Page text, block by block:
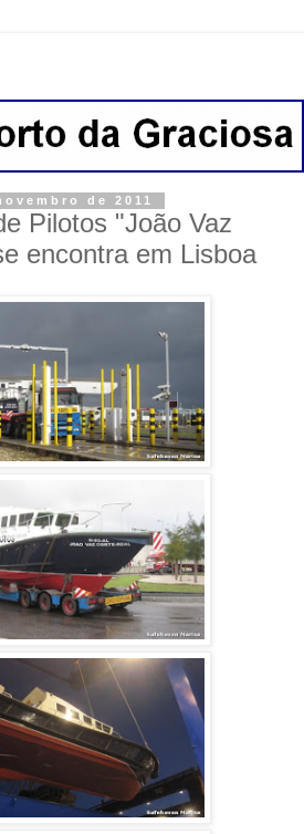
de 2011
Pilotos "João Vaz
encontra em Lisboa